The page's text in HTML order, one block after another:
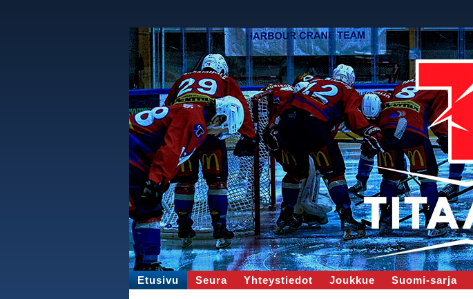
Etusivu Seura Yhteystiedot Joukkue Suomi-sarja